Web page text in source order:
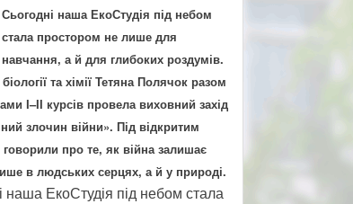
Сьогодні наша ЕкоСтудія під небом
стала простором не лише для
навчання, а й для глибоких роздумів.
та хімії Тетяна Полячок разом
І–ІІ курсів провела виховний захід
злочин війни». Під відкритим
про те, як війна залишає
в людських серцях, а й у природі.
наша ЕкоСтудія під небом стала